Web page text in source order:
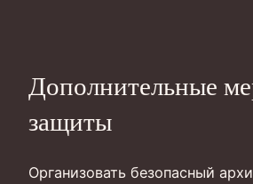
Дополнительные
защиты
Организовать безопасный